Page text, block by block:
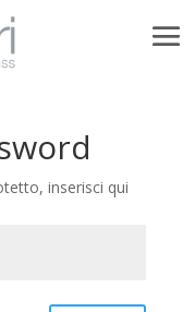
inserisci qui